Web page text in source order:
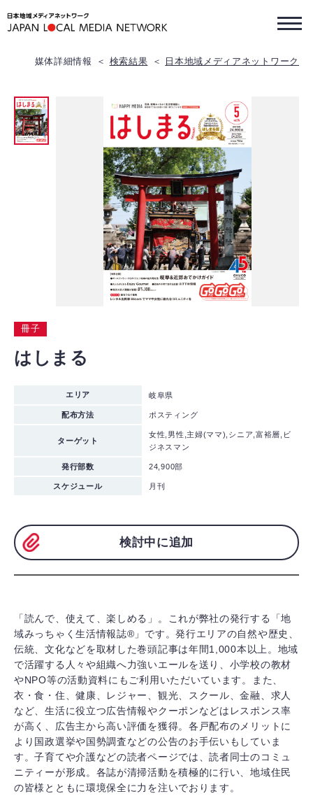
日本地域メディアネットワーク
検索結果
媒体詳細情報
冊子
はしまる
エリア 岐阜県
配布方法 ポスティング
ターゲット
女性,男性,主婦(ママ),シニア,富裕層,ビ
ジネスマン
発行部数 24,900部
スケジュール 月刊
検討中に追加
「読んで、使えて、楽しめる」。これが弊社の発行する「地
域みっちゃく生活情報誌®」です。発行エリアの自然や歴史、
伝統、文化などを取材した巻頭記事は年間1,000本以上。地域
で活躍する人々や組織へ力強いエールを送り、小学校の教材
やNPO等の活動資料にもご利用いただいています。また、
衣・食・住、健康、レジャー、観光、スクール、金融、求人
など、生活に役立つ広告情報やクーポンなどはレスポンス率
が高く、広告主から高い評価を獲得。各戸配布のメリットに
より国政選挙や国勢調査などの公告のお手伝いもしていま
す。子育てや介護などの読者ページでは、読者同士のコミュ
ニティーが形成。各誌が清掃活動を積極的に行い、地域住民
の皆様とともに環境保全に力を注いでおります。